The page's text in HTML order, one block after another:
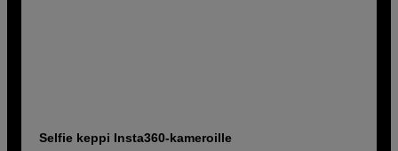
Selfie keppi Insta360-kameroille